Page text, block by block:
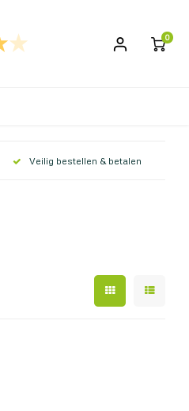
0
Veilig bestellen & betalen